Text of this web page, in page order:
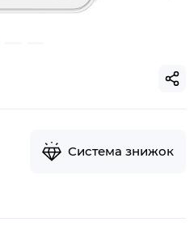
Система знижок